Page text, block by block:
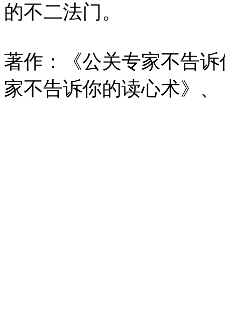
的不二法门。
著作：《公关专家不告
家不告诉你的读心术》